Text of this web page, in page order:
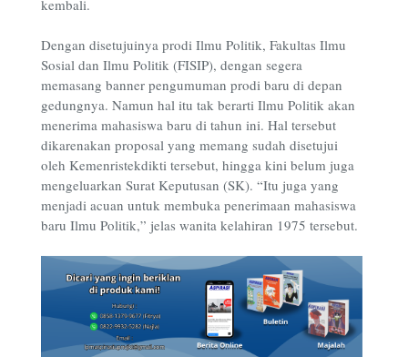
kembali.
Dengan disetujuinya prodi Ilmu Politik, Fakultas Ilmu
Sosial dan Ilmu Politik (FISIP), dengan segera
memasang banner pengumuman prodi baru di depan
gedungnya. Namun hal itu tak berarti Ilmu Politik akan
menerima mahasiswa baru di tahun ini. Hal tersebut
dikarenakan proposal yang memang sudah disetujui
oleh Kemenristekdikti tersebut, hingga kini belum juga
mengeluarkan Surat Keputusan (SK). “Itu juga yang
menjadi acuan untuk membuka penerimaan mahasiswa
baru Ilmu Politik,” jelas wanita kelahiran 1975 tersebut.